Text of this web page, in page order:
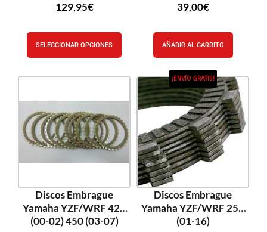
129,95€
SELECCIONAR OPCIONES
39,00€
AÑADIR AL CARRITO
Discos Embrague
Yamaha YZF/WRF 426
(00-02) 450 (03-07)
¡ENVÍO GRATIS!
Discos Embrague
Yamaha YZF/WRF 250
(01-16)